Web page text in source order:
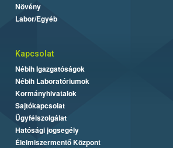
Növény
Labor/Egyéb
Kapcsolat
Nébih Igazgatóságok
Nébih Laboratóriumok
Kormányhivatalok
Sajtókapcsolat
Ügyfélszolgálat
Hatósági jogsegély
Élelmiszermentő Központ